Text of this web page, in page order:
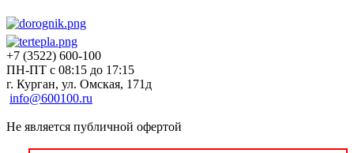
+7 (3522) 600-100
ПН-ПТ с 08:15 до 17:15
г. Курган, ул. Омская, 171д
info@600100.ru
Не является публичной офертой